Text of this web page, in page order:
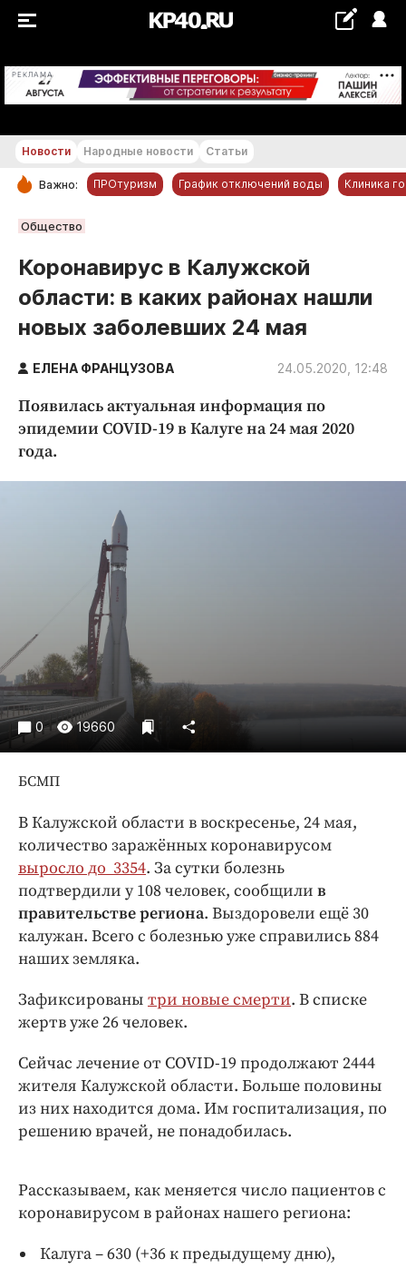
РЕКЛАМА +18...+19 °С
РУБРИКИ
Новости компаний
Статьи
Народные новости
Авто и транспорт
Криминал
Общество
Погода
Праздники
Происшествия
Спорт
Экономика и бизнес
ПРОЕКТЫ
Блоги
Медиаперсона
Интересное чтиво
Клиника года
Бренд года
Работодатель года
Новости Народные новости Статьи
Важно: ПРОтуризм График отключений воды Клиника
Общество
Коронавирус в Калужской
области: в каких районах нашли
новых заболевших 24 мая
ЕЛЕНА ФРАНЦУЗОВА 24.05.2020, 12:48
Появилась актуальная информация по
эпидемии COVID-19 в Калуге на 24 мая 2020
года.
0 19660
БСМП
В Калужской области в воскресенье, 24 мая,
количество заражённых коронавирусом
выросло до 3354. За сутки болезнь
подтвердили у 108 человек, сообщили в
правительстве региона. Выздоровели ещё 30
калужан. Всего с болезнью уже справились 884
наших земляка.
Зафиксированы три новые смерти. В списке
жертв уже 26 человек.
Сейчас лечение от COVID-19 продолжают 2444
жителя Калужской области. Больше половины
из них находится дома. Им госпитализация, по
решению врачей, не понадобилась.
Рассказываем, как меняется число пациентов с
коронавирусом в районах нашего региона:
Калуга – 630 (+36 к предыдущему дню),